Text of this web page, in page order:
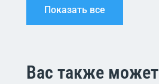
Показать все
Вас также может